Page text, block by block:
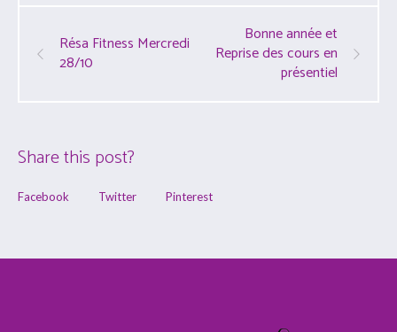
Résa Fitness Mercredi
28/10
Bonne année et
Reprise des cours en
présentiel
Share this post?
Facebook Twitter Pinterest